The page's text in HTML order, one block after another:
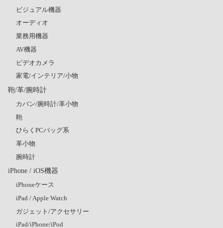
ビジュアル機器
オーディオ
業務用機器
AV機器
ビデオカメラ
家電/インテリア/小物
鞄/革/腕時計
カバン/腕時計/革小物
鞄
ひらくPCバッグ系
革小物
腕時計
iPhone / iOS機器
iPhoneケース
iPad / Apple Watch
ガジェット/アクセサリー
iPad/iPhone/iPod